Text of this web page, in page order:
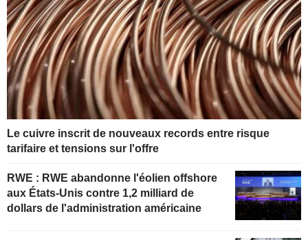
Le cuivre inscrit de nouveaux records entre risque
tarifaire et tensions sur l'offre
RWE : RWE abandonne l'éolien offshore
aux États-Unis contre 1,2 milliard de
dollars de l'administration américaine